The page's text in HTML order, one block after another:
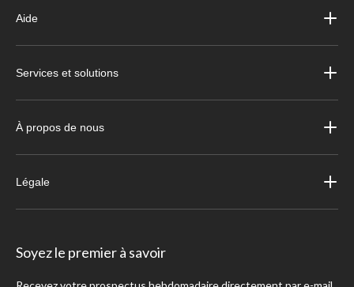
Aide
Services et solutions
À propos de nous
Légale
Soyez le premier à savoir